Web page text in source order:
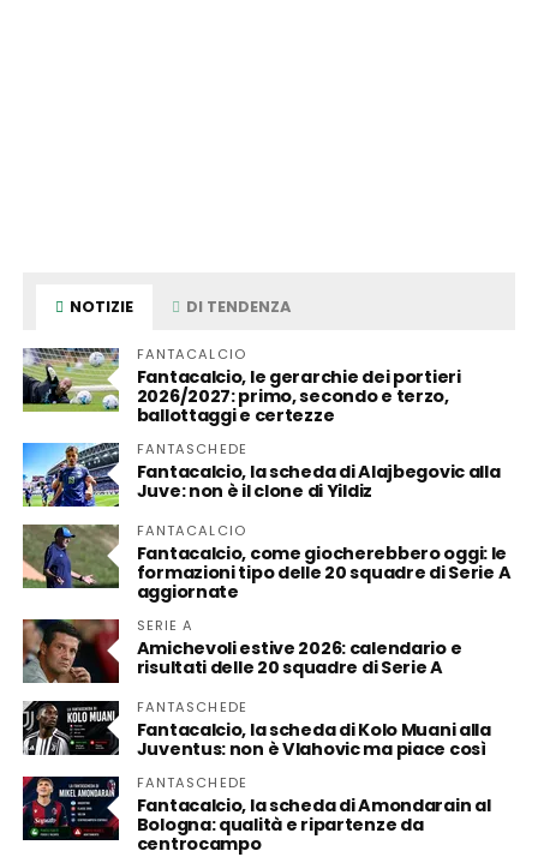
NOTIZIE DI TENDENZA
FANTACALCIO
Fantacalcio, le gerarchie dei portieri
2026/2027: primo, secondo e terzo,
ballottaggi e certezze
FANTASCHEDE
Fantacalcio, la scheda di Alajbegovic alla
Juve: non è il clone di Yildiz
FANTACALCIO
Fantacalcio, come giocherebbero oggi: le
formazioni tipo delle 20 squadre di Serie A
aggiornate
SERIE A
Amichevoli estive 2026: calendario e
risultati delle 20 squadre di Serie A
FANTASCHEDE
Fantacalcio, la scheda di Kolo Muani alla
Juventus: non è Vlahovic ma piace così
FANTASCHEDE
Fantacalcio, la scheda di Amondarain al
Bologna: qualità e ripartenze da
centrocampo